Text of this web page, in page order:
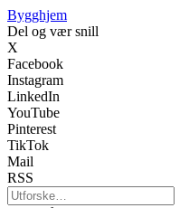
Bygghjem
Del og vær snill
X
Facebook
Instagram
LinkedIn
YouTube
Pinterest
TikTok
Mail
RSS